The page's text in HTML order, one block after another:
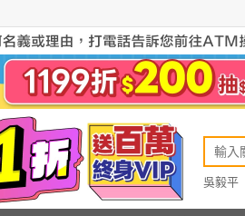
吳毅平